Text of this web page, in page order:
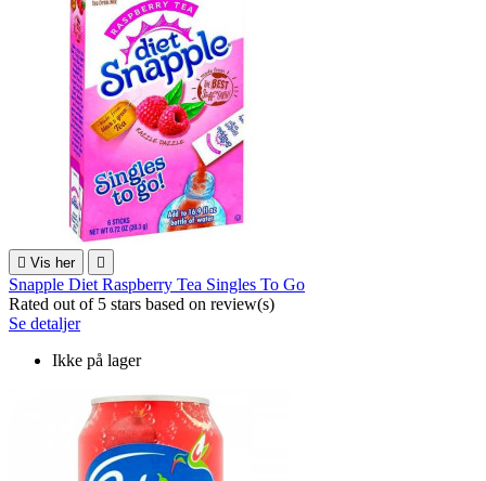
 Vis her 
Snapple Diet Raspberry Tea Singles To Go
Rated out of 5 stars based on review(s)
Se detaljer
Ikke på lager